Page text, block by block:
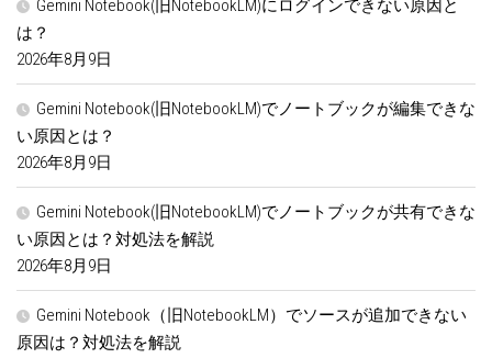
Gemini Notebook(旧NotebookLM)にログインできない原因と
は？
2026年8月9日
Gemini Notebook(旧NotebookLM)でノートブックが編集できな
い原因とは？
2026年8月9日
Gemini Notebook(旧NotebookLM)でノートブックが共有できな
い原因とは？対処法を解説
2026年8月9日
Gemini Notebook（旧NotebookLM）でソースが追加できない
原因は？対処法を解説